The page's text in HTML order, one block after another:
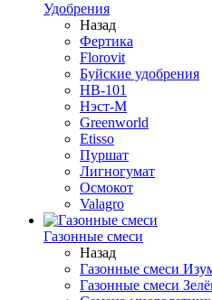
Удобрения
Назад
Фертика
Florovit
Буйские удобрения
HB-101
Нэст-М
Greenworld
Etisso
Пуршат
Лигногумат
Осмокот
Valagro
Газонные смеси
Назад
Газонные смеси
Газонные смеси